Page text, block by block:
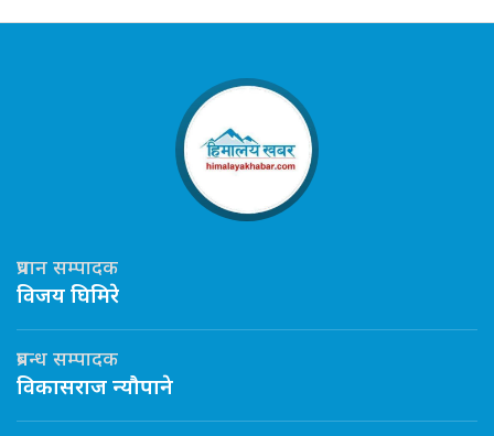
प्रधान सम्पादक
विजय घिमिरे
प्रबन्ध सम्पादक
विकासराज न्यौपाने